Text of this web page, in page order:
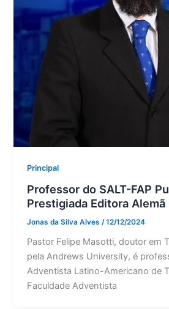
Principal
Professor do SALT-FAP
Prestigiada Editora
Jonas da Silva Alves /12/12/2024
Pastor Felipe Masotti, doutor em
pela Andrews University, é
Adventista Latino-Americano de
Faculdade Adventista